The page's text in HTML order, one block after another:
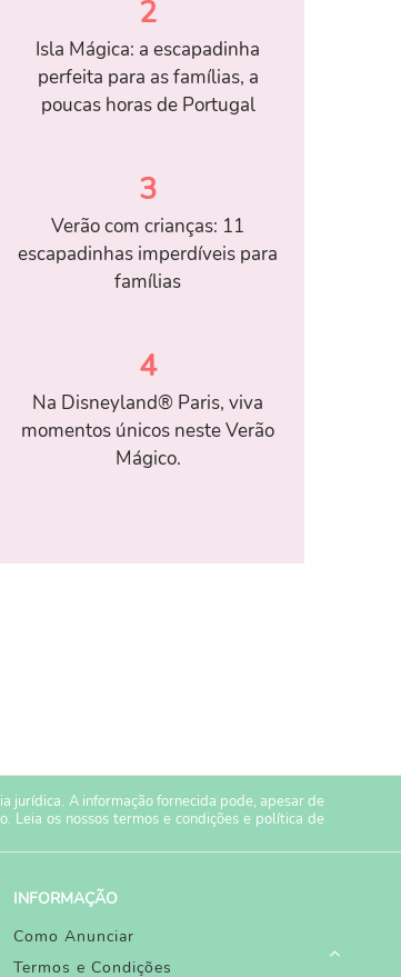
2
Isla Mágica: a escapadinha
perfeita para as famílias, a
poucas horas de Portugal
3
Verão com crianças: 11
escapadinhas imperdíveis para
famílias
4
Na Disneyland® Paris, viva
momentos únicos neste Verão
Mágico.
jurídica. A informação fornecida pode, apesar de
Leia os nossos termos e condiçõese política de
INFORMAÇÃO
Como Anunciar
Termos e Condições